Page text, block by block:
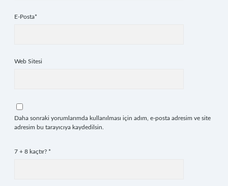
E-Posta*
Web Sitesi
Daha sonraki yorumlarımda kullanılması için adım, e-posta adresim ve site
adresim bu tarayıcıya kaydedilsin.
7 + 8 kaçtır? *